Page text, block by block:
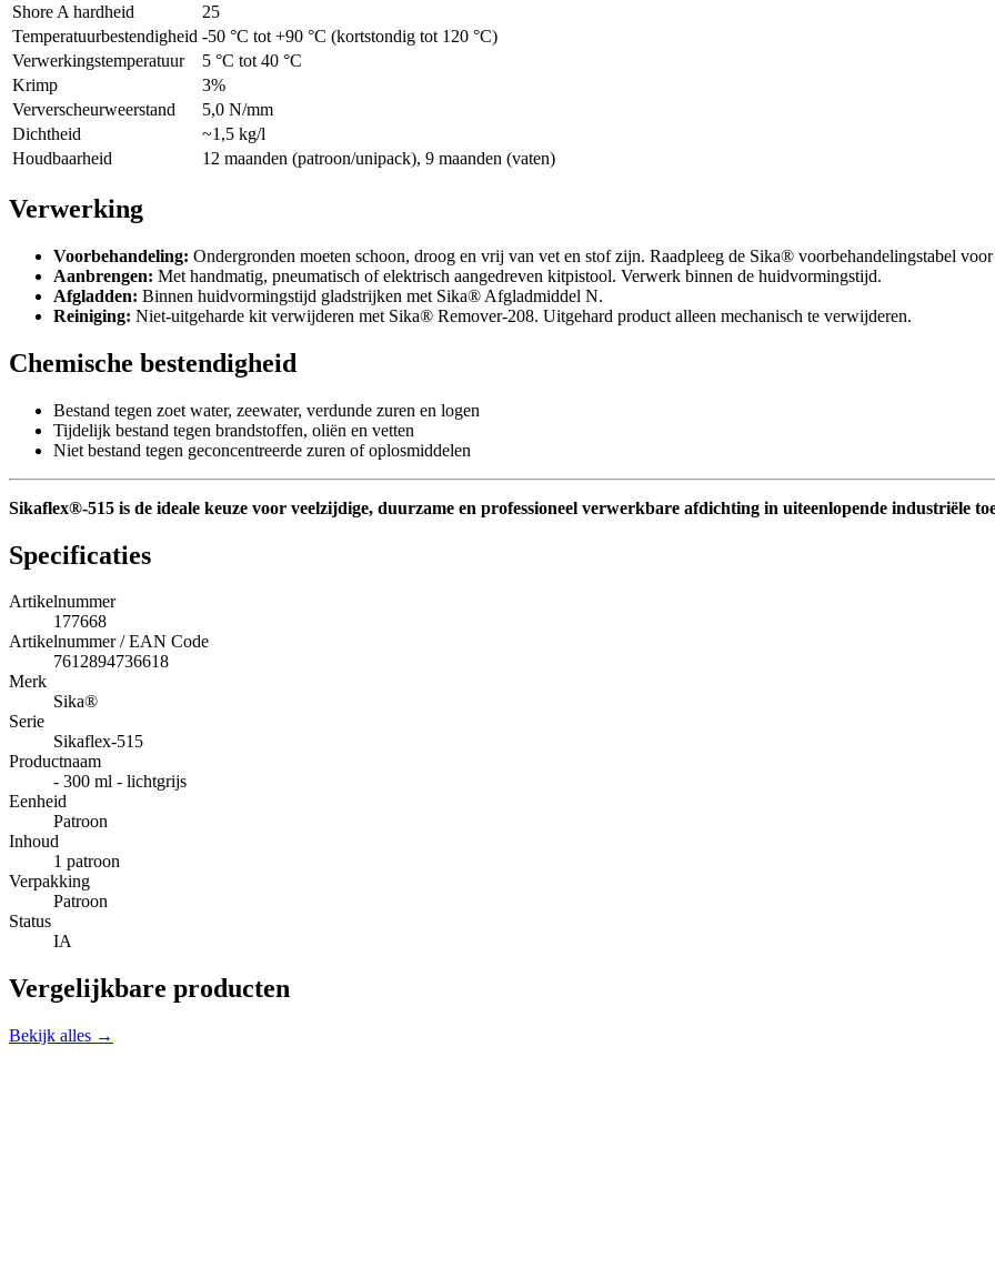
Shore A hardheid
25
Temperatuurbestendigheid -50 °C tot +90 °C (kortstondig tot 120 °C)
Verwerkingstemperatuur
5 °C tot 40 °C
Krimp
3%
Ververscheurweerstand
5,0 N/mm
Dichtheid
~1,5 kg/l
Houdbaarheid
12 maanden (patroon/unipack), 9 maanden (vaten)
Verwerking
Voorbehandeling: Ondergronden moeten schoon, droog en vrij van vet en stof zijn. Raadpleeg de Sika® voorbehandelingstabel
Aanbrengen: Met handmatig, pneumatisch of elektrisch aangedreven kitpistool. Verwerk binnen de huidvormingstijd.
Afgladden: Binnen huidvormingstijd gladstrijken met Sika® Afgladmiddel N.
Reiniging: Niet-uitgeharde kit verwijderen met Sika® Remover-208. Uitgehard product alleen mechanisch te verwijderen.
Chemische bestendigheid
Bestand tegen zoet water, zeewater, verdunde zuren en logen
Tijdelijk bestand tegen brandstoffen, oliën en vetten
Niet bestand tegen geconcentreerde zuren of oplosmiddelen
Sikaflex®-515 is de ideale keuze voor veelzijdige, duurzame en professioneel verwerkbare afdichting in uiteenlopende industriële
Specificaties
Artikelnummer
177668
Artikelnummer / EAN Code
7612894736618
Merk
Sika®
Serie
Sikaflex-515
Productnaam
- 300 ml - lichtgrijs
Eenheid
Patroon
Inhoud
1 patroon
Verpakking
Patroon
Status
IA
Vergelijkbare producten
Bekijk alles →